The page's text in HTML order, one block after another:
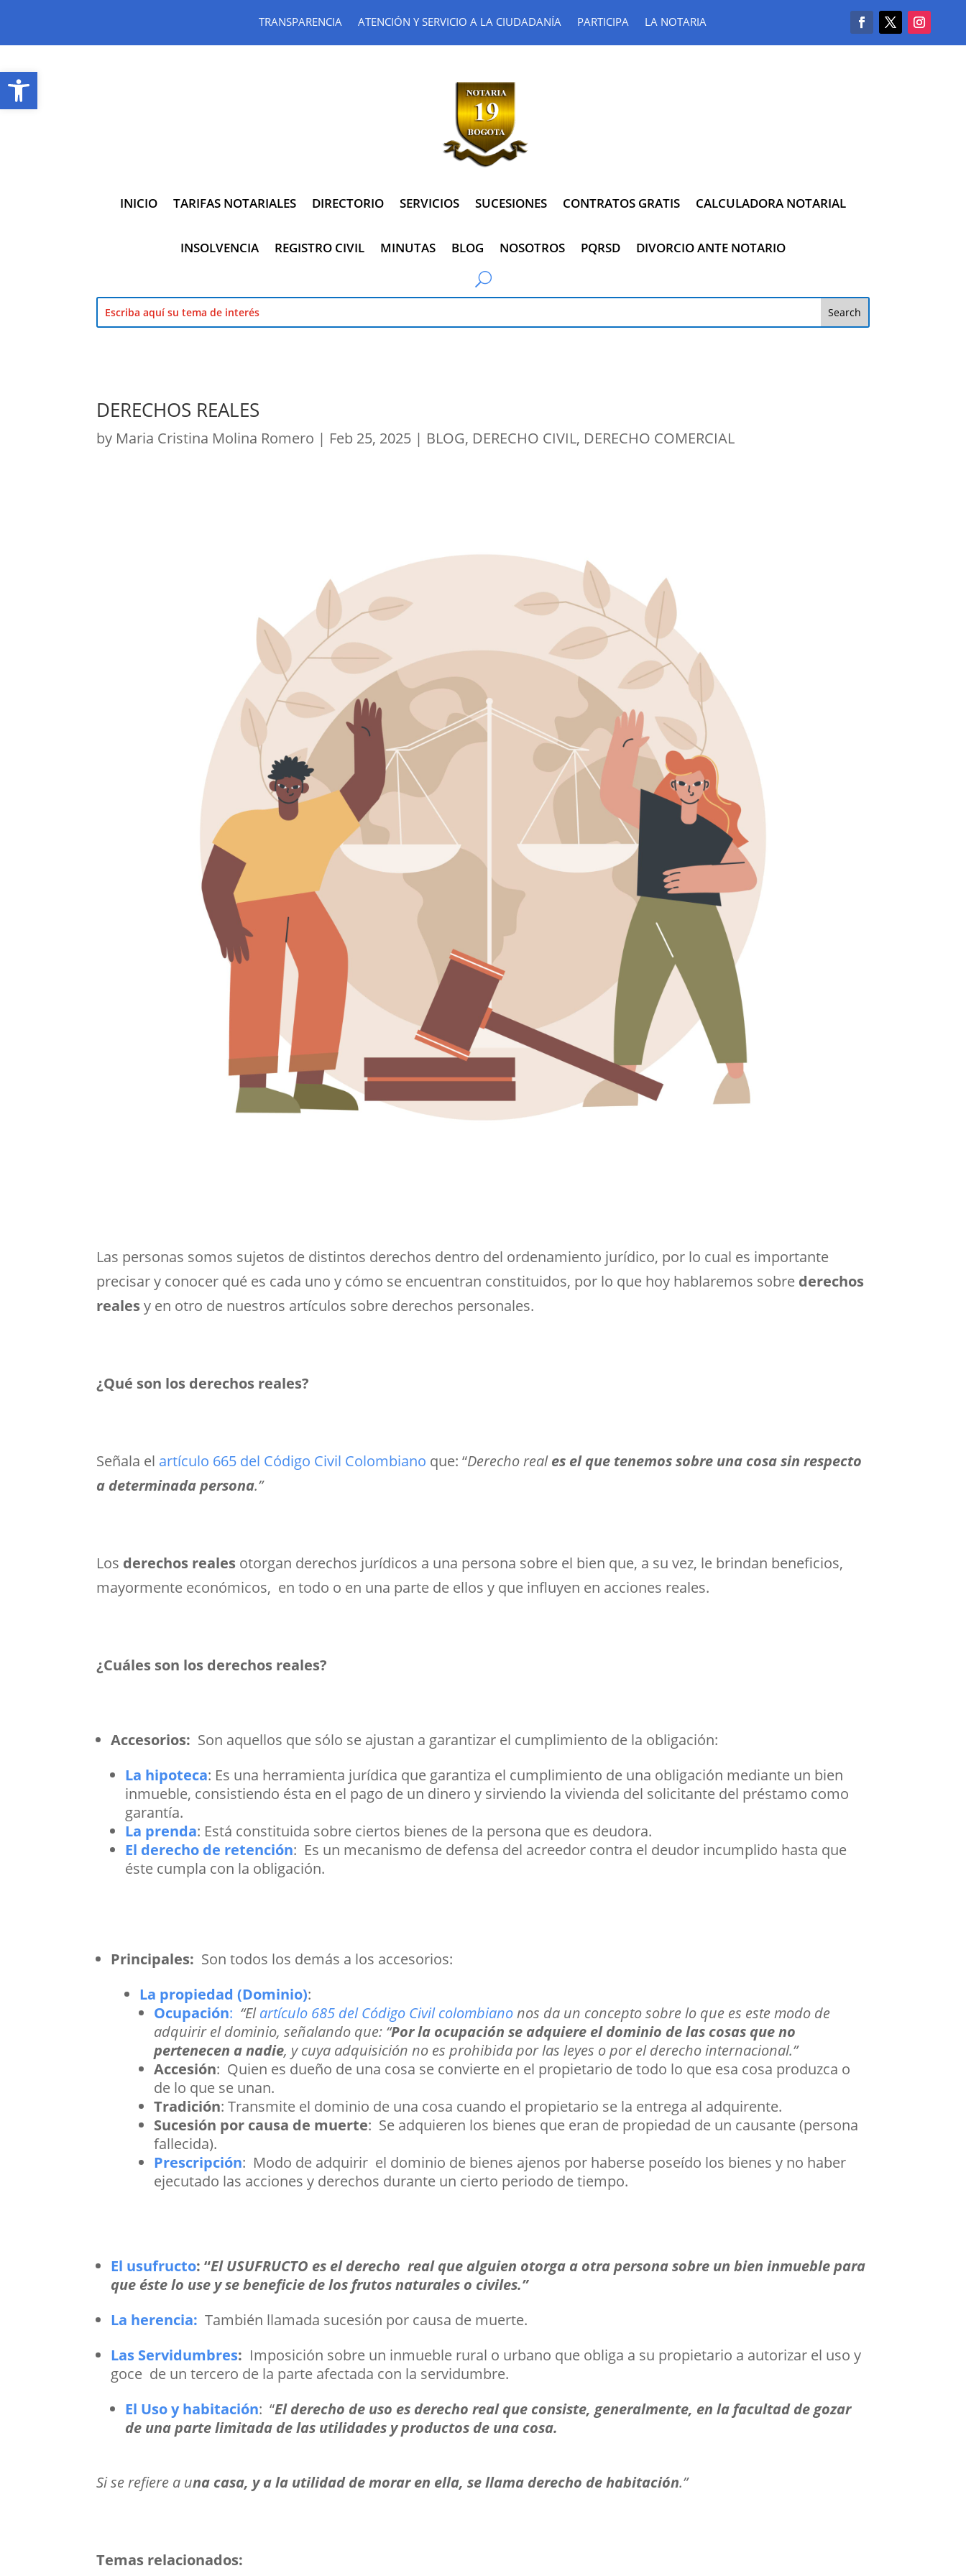
Abrir barra de herramientas
TRANSPARENCIA ATENCIÓN Y SERVICIO A LA CIUDADANÍA PARTICIPA LA NOTARIA
INICIO TARIFAS NOTARIALES DIRECTORIO SERVICIOS SUCESIONES CONTRATOS GRATIS CALCULADORA NOTARIAL
INSOLVENCIA REGISTRO CIVIL MINUTAS BLOG NOSOTROS PQRSD DIVORCIO ANTE NOTARIO
DERECHOS REALES
by Maria Cristina Molina Romero | Feb 25, 2025 | BLOG, DERECHO CIVIL, DERECHO COMERCIAL
Las personas somos sujetos de distintos derechos dentro del ordenamiento jurídico, por lo cual es importante
precisar y conocer qué es cada uno y cómo se encuentran constituidos, por lo que hoy hablaremos sobre derechos
realesy en otro de nuestros artículos sobre derechos personales.
¿Qué son los derechos reales?
Señala el artículo 665 del Código Civil Colombiano que: “Derecho reales el que tenemos sobre una cosa sin respecto
a determinada persona.”
Los derechos reales otorgan derechos jurídicos a una persona sobre el bien que, a su vez, le brindan beneficios,
mayormente económicos, en todo o en una parte de ellos y que influyen en acciones reales.
¿Cuáles son los derechos reales?
Accesorios: Son aquellos que sólo se ajustan a garantizar el cumplimiento de la obligación:
La hipoteca: Es una herramienta jurídica que garantiza el cumplimiento de una obligación mediante un bien
inmueble, consistiendo ésta en el pago de un dinero y sirviendo la vivienda del solicitante del préstamo como
garantía.
La prenda: Está constituida sobre ciertos bienes de la persona que es deudora.
El derecho de retención: Es un mecanismo de defensa del acreedor contra el deudor incumplido hasta que
éste cumpla con la obligación.
Principales: Son todos los demás a los accesorios:
La propiedad (Dominio):
Ocupación: “Elartículo 685 del Código Civil colombianonos da un concepto sobre lo que es este modo de
adquirir el dominio, señalando que: “Por la ocupación se adquiere el dominio de las cosas que no
pertenecen a nadie, y cuya adquisición no es prohibida por las leyes o por el derecho internacional.”
Accesión: Quien es dueño de una cosa se convierte en el propietario de todo lo que esa cosa produzca o
de lo que se unan.
Tradición: Transmite el dominio de una cosa cuando el propietario se la entrega al adquirente.
Sucesión por causa de muerte: Se adquieren los bienes que eran de propiedad de un causante (persona
fallecida).
Prescripción: Modo de adquirir el dominio de bienes ajenos por haberse poseído los bienes y no haber
ejecutado las acciones y derechos durante un cierto periodo de tiempo.
El usufructo:“El USUFRUCTO es el derecho real que alguien otorga a otra persona sobre un bien inmueble para
que éste lo use y se beneficie de los frutos naturales o civiles.”
La herencia: También llamada sucesión por causa de muerte.
Las Servidumbres: Imposición sobre un inmueble rural o urbano que obliga a su propietario a autorizar el uso y
goce de un tercero de la parte afectada con la servidumbre.
El Uso y habitación: “El derecho de uso es derecho real que consiste, generalmente, en la facultad de gozar
de una parte limitada de las utilidades y productos de una cosa.
Si se refiere a una casa, y a la utilidad de morar en ella, se llama derecho de habitación.”
Temas relacionados: